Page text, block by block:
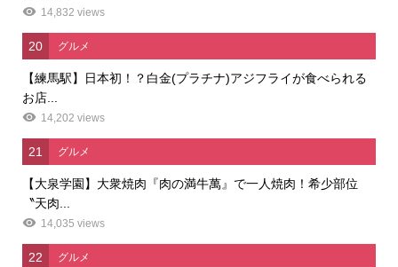
14,832 views
20 グルメ
【練馬駅】日本初！？白金(プラチナ)アジフライが食べられる
お店...
14,202 views
21 グルメ
【大泉学園】大衆焼肉『肉の満牛萬』で一人焼肉！希少部位
〝天肉...
14,035 views
22 グルメ